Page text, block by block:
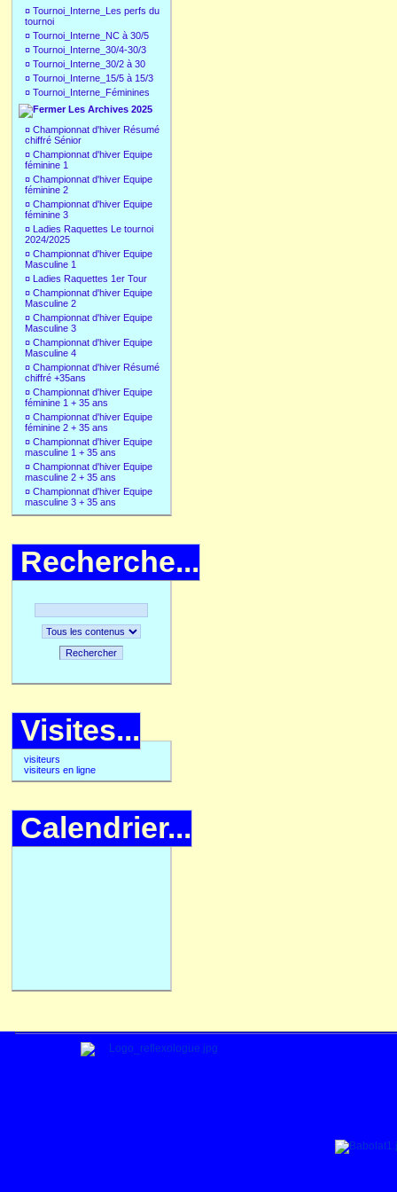
¤ Tournoi_Interne_Les perfs du
tournoi
¤ Tournoi_Interne_NC à 30/5
¤ Tournoi_Interne_30/4-30/3
¤ Tournoi_Interne_30/2 à 30
¤ Tournoi_Interne_15/5 à 15/3
¤ Tournoi_Interne_Féminines
Les Archives 2025
¤ Championnat d'hiver Résumé
chiffré Sénior
¤ Championnat d'hiver Equipe
féminine 1
¤ Championnat d'hiver Equipe
féminine 2
¤ Championnat d'hiver Equipe
féminine 3
¤ Ladies Raquettes Le tournoi
2024/2025
¤ Championnat d'hiver Equipe
Masculine 1
¤ Ladies Raquettes 1er Tour
¤ Championnat d'hiver Equipe
Masculine 2
¤ Championnat d'hiver Equipe
Masculine 3
¤ Championnat d'hiver Equipe
Masculine 4
¤ Championnat d'hiver Résumé
chiffré +35ans
¤ Championnat d'hiver Equipe
féminine 1 + 35 ans
¤ Championnat d'hiver Equipe
féminine 2 + 35 ans
¤ Championnat d'hiver Equipe
masculine 1 + 35 ans
¤ Championnat d'hiver Equipe
masculine 2 + 35 ans
¤ Championnat d'hiver Equipe
masculine 3 + 35 ans
Recherche...
Rechercher
Visites...
visiteurs
visiteurs en ligne
Calendrier...